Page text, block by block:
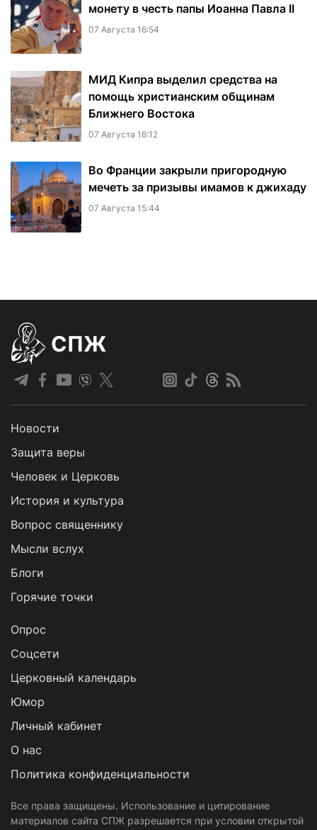
монету в честь папы Иоанна Павла II
07 Августа 16:54
МИД Кипра выделил средства на
помощь христианским общинам
Ближнего Востока
07 Августа 16:12
Во Франции закрыли пригородную
мечеть за призывы имамов к джихаду
07 Августа 15:44
СПЖ
Новости
Защита веры
Человек и Церковь
История и культура
Вопрос священнику
Мысли вслух
Блоги
Горячие точки
Опрос
Cоцсети
Церковный календарь
Юмор
Личный кабинет
О нас
Политика конфиденциальности
Все права защищены. Использование и цитирование
материалов сайта СПЖ разрешается при условии открытой